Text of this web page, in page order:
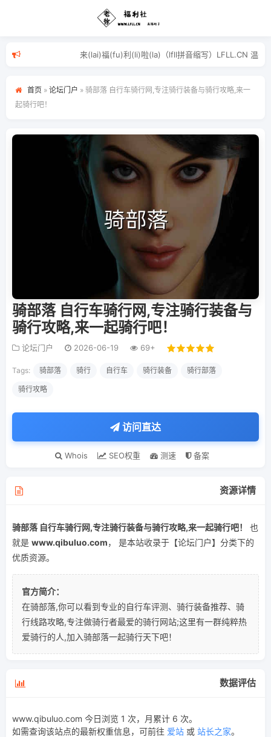
来(lai)福(fu)利(li)啦(la)（lfll拼音缩写）LFLL.CN 温馨
首页 » 论坛门户 » 骑部落 自行车骑行网,专注骑行装备与骑行攻略,来一
起骑行吧！
骑部落 自行车骑行网,专注骑行装备与
骑行攻略,来一起骑行吧！
论坛门户 2026-06-19 69+
Tags: 骑部落 骑行 自行车 骑行装备 骑行部落
骑行攻略
访问直达
Whois SEO权重 测速 备案
资源详情
骑部落 自行车骑行网,专注骑行装备与骑行攻略,来一起骑行吧！
也
就是 www.qibuluo.com， 是本站收录于【论坛门户】分类下的
优质资源。
官方简介：
在骑部落,你可以看到专业的自行车评测、骑行装备推荐、骑
行线路攻略,专注做骑行者最爱的骑行网站;这里有一群纯粹热
爱骑行的人,加入骑部落一起骑行天下吧！
数据评估
www.qibuluo.com 今日浏览 1 次，月累计 6 次。
如需查询该站点的最新权重信息，可前往 爱站 或 站长之家。